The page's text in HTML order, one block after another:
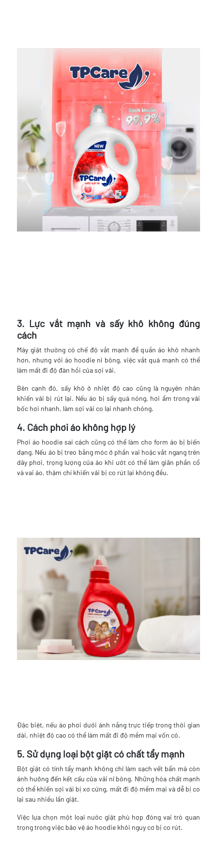
3. Lực vắt mạnh và sấy khô không đúng
cách
Máy giặt thường có chế độ vắt mạnh để quần áo khô nhanh
hơn, nhưng với áo hoodie nỉ bông, việc vắt quá mạnh có thể
làm mất đi độ đàn hồi của sợi vải.
Bên cạnh đó, sấy khô ở nhiệt độ cao cũng là nguyên nhân
khiến vải bị rút lại. Nếu áo bị sấy quá nóng, hơi ẩm trong vải
bốc hơi nhanh, làm sợi vải co lại nhanh chóng.
4. Cách phơi áo không hợp lý
Phơi áo hoodie sai cách cũng có thể làm cho form áo bị biến
dạng. Nếu áo bị treo bằng móc ở phần vai hoặc vắt ngang trên
dây phơi, trọng lượng của áo khi ướt có thể làm giãn phần cổ
và vai áo, thậm chí khiến vải bị co rút lại không đều.
Đặc biệt, nếu áo phơi dưới ánh nắng trực tiếp trong thời gian
dài, nhiệt độ cao có thể làm mất đi độ mềm mại vốn có.
5. Sử dụng loại bột giặt có chất tẩy mạnh
Bột giặt có tính tẩy mạnh không chỉ làm sạch vết bẩn mà còn
ảnh hưởng đến kết cấu của vải nỉ bông. Những hóa chất mạnh
có thể khiến sợi vải bị xơ cứng, mất đi độ mềm mại và dễ bị co
lại sau nhiều lần giặt.
Việc lựa chọn một loại nước giặt phù hợp đóng vai trò quan
trọng trong việc bảo vệ áo hoodie khỏi nguy cơ bị co rút.